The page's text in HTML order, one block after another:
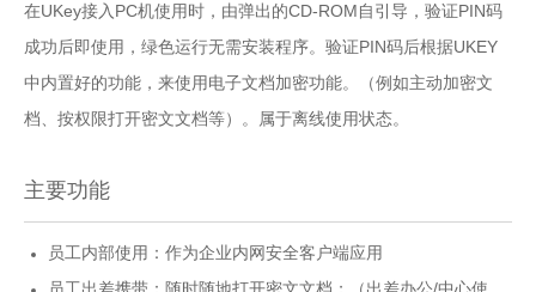
在UKey接入PC机使用时，由弹出的CD-ROM自引导，验证PIN码
成功后即使用，绿色运行无需安装程序。验证PIN码后根据UKEY
中内置好的功能，来使用电子文档加密功能。（例如主动加密文
档、按权限打开密文文档等）。属于离线使用状态。
主要功能
员工内部使用：作为企业内网安全客户端应用